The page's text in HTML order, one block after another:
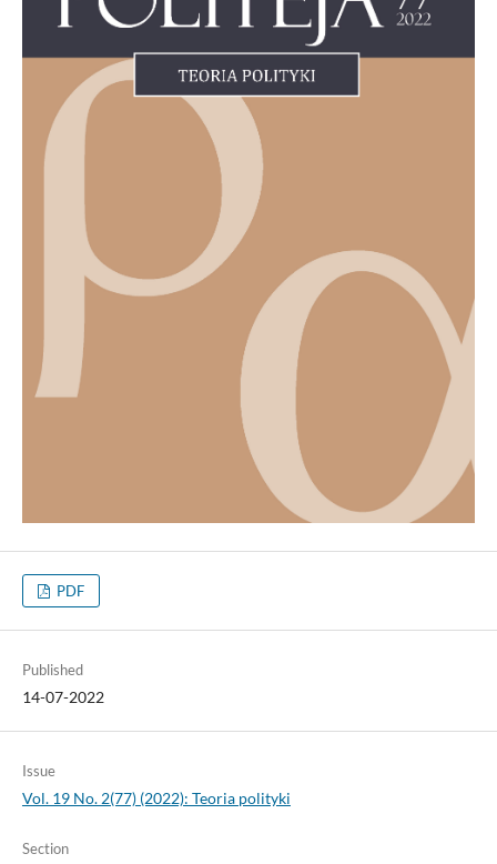
PDF
Published
14-07-2022
Issue
Vol. 19 No. 2(77) (2022): Teoria polityki
Section